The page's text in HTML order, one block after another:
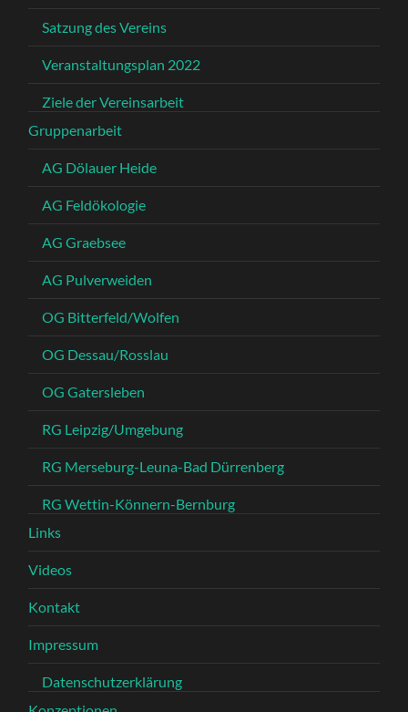
Satzung des Vereins
Veranstaltungsplan 2022
Ziele der Vereinsarbeit
Gruppenarbeit
AG Dölauer Heide
AG Feldökologie
AG Graebsee
AG Pulverweiden
OG Bitterfeld/Wolfen
OG Dessau/Rosslau
OG Gatersleben
RG Leipzig/Umgebung
RG Merseburg-Leuna-Bad Dürrenberg
RG Wettin-Könnern-Bernburg
Links
Videos
Kontakt
Impressum
Datenschutzerklärung